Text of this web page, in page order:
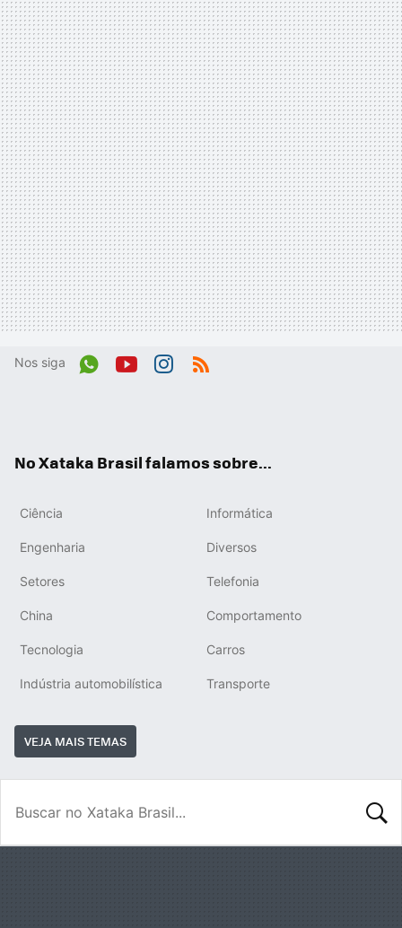
Nos siga
No Xataka Brasil falamos sobre...
Ciência Informática
Engenharia Diversos
Setores Telefonia
China Comportamento
Tecnologia Carros
Indústria automobilística Transporte
VEJA MAIS TEMAS